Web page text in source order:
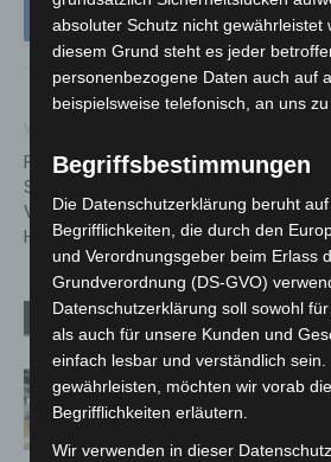
Fahrradsternfahrt am
Sonntag:
Verkehrseinschränkungen in
Hannover
Verwandte Artikel Mehr vom Autor
Kunst trifft
Susann Mehring
absoluter Schutz nicht gewährleistet
diesem Grund steht es jeder
personenbezogene Daten auch auf
beispielsweise telefonisch, an uns zu
Begriffsbestimmungen
Die Datenschutzerklärung beruht
Begrifflichkeiten, die durch den
und Verordnungsgeber beim Erlass
Grundverordnung (DS-GVO)
Datenschutzerklärung soll sowohl
als auch für unsere Kunden und
einfach lesbar und verständlich sein.
gewährleisten, möchten wir vorab
Begrifflichkeiten erläutern.
Wir verwenden in dieser